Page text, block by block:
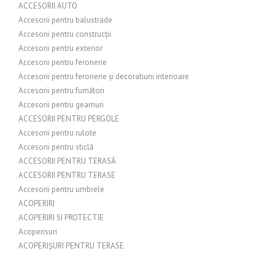
ACCESORII AUTO
Accesorii pentru balustrade
Accesorii pentru construcții
Accesorii pentru exterior
Accesorii pentru feronerie
Accesorii pentru feronerie și decoratiuni interioare
Accesorii pentru fumători
Accesorii pentru geamuri
ACCESORII PENTRU PERGOLE
Accesorii pentru rulote
Accesorii pentru sticlă
ACCESORII PENTRU TERASĂ
ACCESORII PENTRU TERASE
Accesorii pentru umbrele
ACOPERIRI
ACOPERIRI SI PROTECTIE
Acoperisuri
ACOPERIȘURI PENTRU TERASE